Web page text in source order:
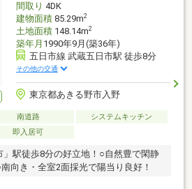
間取り 4DK
建物面積85.29m2
土地面積148.14m2
築年月 1990年9月(築36年)
五日市線 武蔵五日市駅 徒歩8分
その他の交通
東京都あきる野市入野
南道路
システムキッチン
即入居可
駅徒歩8分の好立地！○自然豊で閑静
向き・全室2面採光で陽当り良好！